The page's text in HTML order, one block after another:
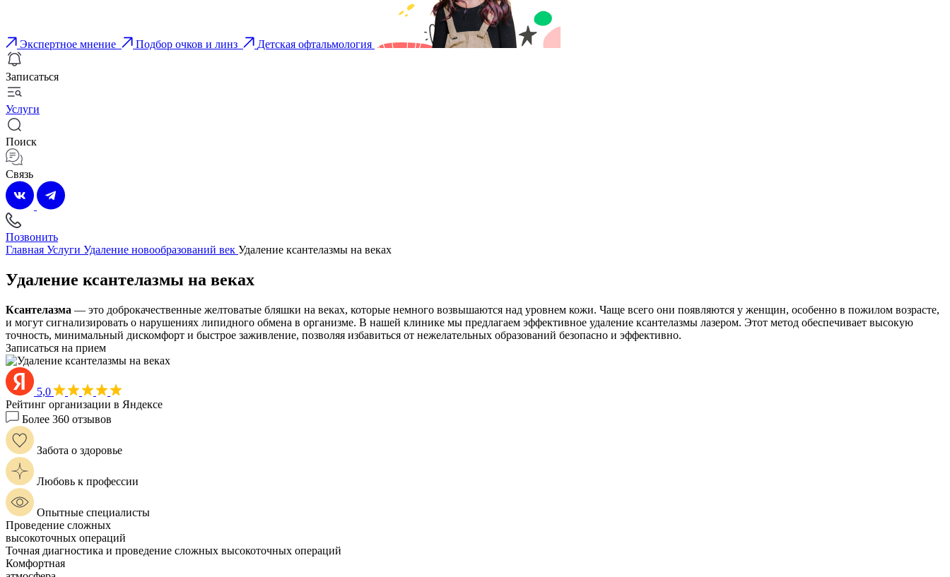
Экспертное мнение Подбор очков и линз Детская офтальмология
Записаться
Услуги
Поиск
Связь
Позвонить
Главная Услуги Удаление новообразований век Удаление ксантелазмы на веках
Удаление ксантелазмы на веках
Ксантелазма — это доброкачественные желтоватые бляшки на веках, которые немного возвышаются над уровнем кожи. Чаще всего они появляются у женщин, особенно в пожилом возрасте,
и могут сигнализировать о нарушениях липидного обмена в организме. В нашей клинике мы предлагаем эффективное удаление ксантелазмы лазером. Этот метод обеспечивает высокую
точность, минимальный дискомфорт и быстрое заживление, позволяя избавиться от нежелательных образований безопасно и эффективно.
Записаться на прием
5,0
Рейтинг организации в Яндексе
Более 360 отзывов
Забота о здоровье
Любовь к профессии
Опытные специалисты
Проведение сложных
высокоточных операций
Точная диагностика и проведение сложных высокоточных операций
Комфортная